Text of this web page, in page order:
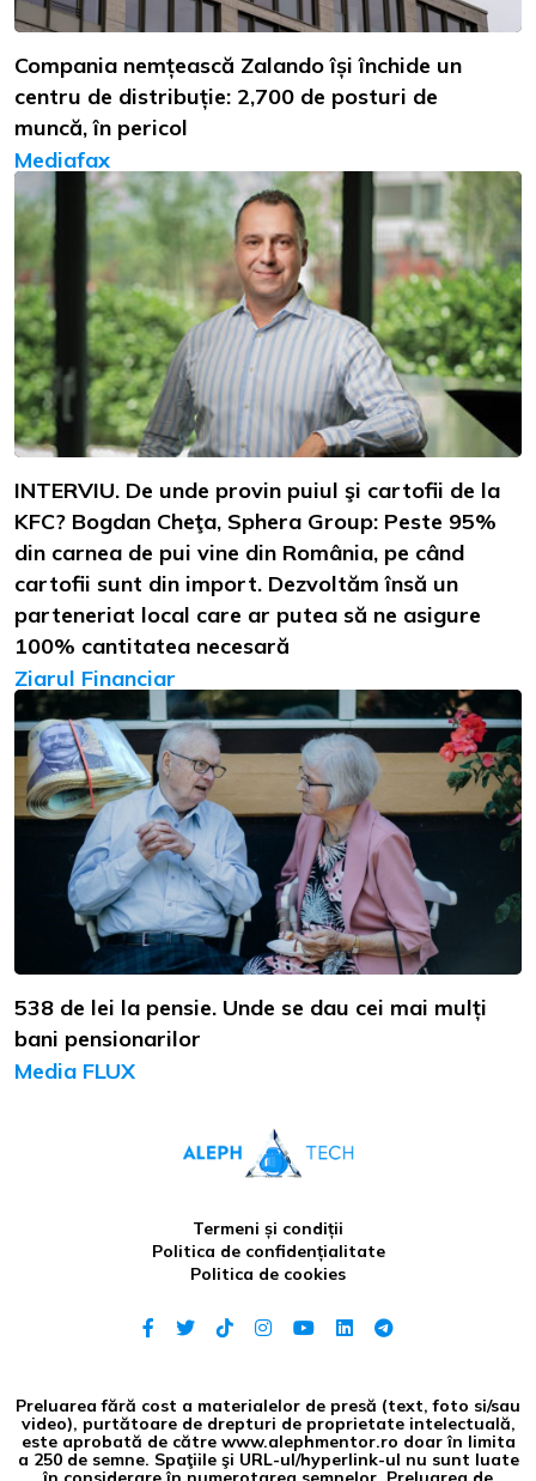
Compania nemțească Zalando își închide un
centru de distribuție: 2,700 de posturi de
muncă, în pericol
Mediafax
INTERVIU. De unde provin puiul şi cartofii de la
KFC? Bogdan Cheţa, Sphera Group: Peste 95%
din carnea de pui vine din România, pe când
cartofii sunt din import. Dezvoltăm însă un
parteneriat local care ar putea să ne asigure
100% cantitatea necesară
Ziarul Financiar
538 de lei la pensie. Unde se dau cei mai mulți
bani pensionarilor
Media FLUX
Termeni și condiții
Politica de confidențialitate
Politica de cookies
Preluarea fără cost a materialelor de presă (text, foto si/sau
video), purtătoare de drepturi de proprietate intelectuală,
este aprobată de către www.alephmentor.ro doar în limita
a 250 de semne. Spaţiile şi URL-ul/hyperlink-ul nu sunt luate